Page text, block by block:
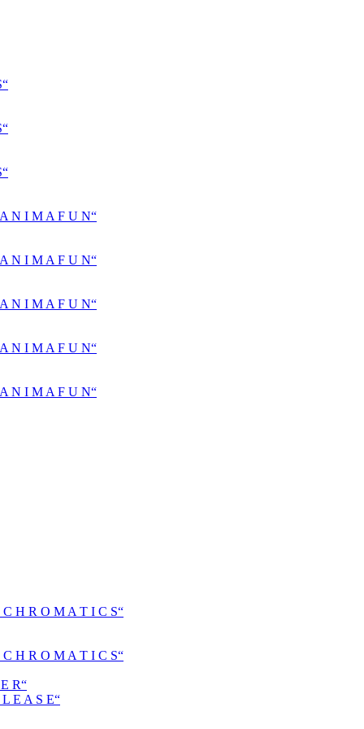
N I M A F U N“
N I M A F U N“
N I M A F U N“
N I M A F U N“
N I M A F U N“
H R O M A T I C S“
H R O M A T I C S“
R“
E A S E“